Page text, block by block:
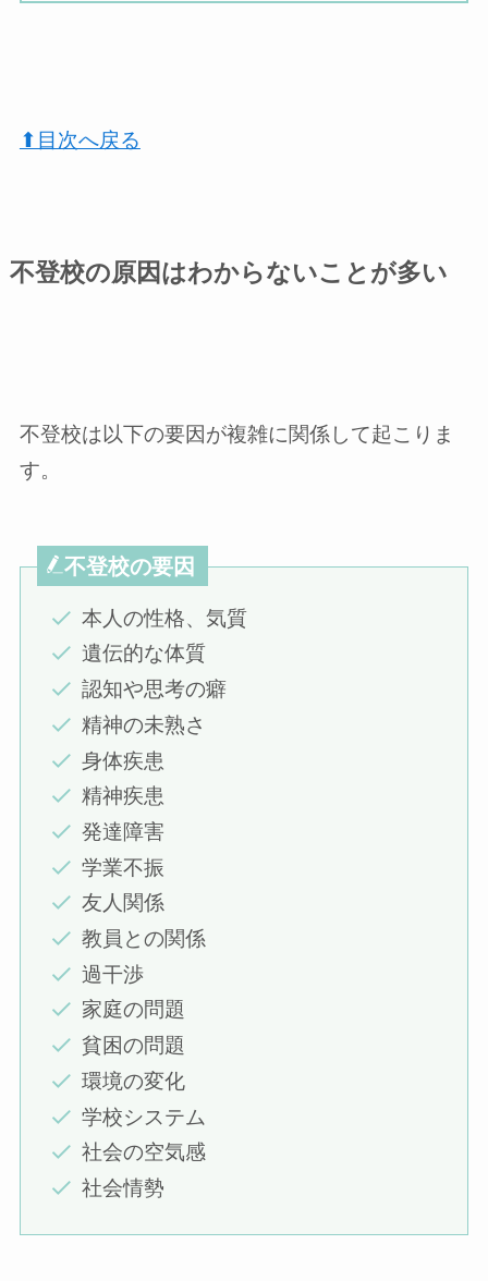
⬆︎目次へ戻る
不登校の原因はわからないことが多い
不登校は以下の要因が複雑に関係して起こりま
す。
不登校の要因
本人の性格、気質
遺伝的な体質
認知や思考の癖
精神の未熟さ
身体疾患
精神疾患
発達障害
学業不振
友人関係
教員との関係
過干渉
家庭の問題
貧困の問題
環境の変化
学校システム
社会の空気感
社会情勢